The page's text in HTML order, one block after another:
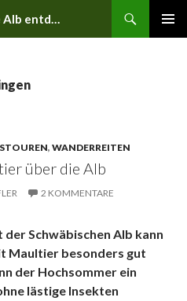
albtips.de – Die Schwäbische Alb entdecken
, WANDERREITEN
über die Alb
2 KOMMENTARE
Schwäbischen Alb kann
Maultier besonders gut
der Hochsommer ein
lästige Insekten